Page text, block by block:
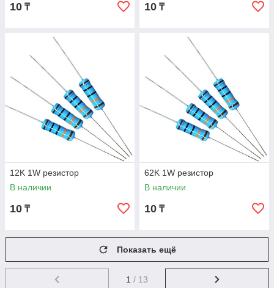
10 ₸ 10 ₸
12K 1W резистор
В наличии
10 ₸
62K 1W резистор
В наличии
10 ₸
Показать ещё
1 / 13